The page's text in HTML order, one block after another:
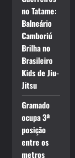
no Tatame:
Balneário
Camboriú
Brilha no
Brasileiro
Kids de Jiu-
Jitsu
Gramado
ocupa 3ª
posição
entre os
metros